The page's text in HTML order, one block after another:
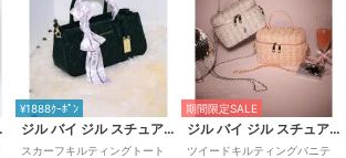
シング
¥1888ｸｰﾎﾟﾝ
ジル バイ ジル スチュアート
スカーフキルティングトート
期間限定SALE
ジル バイ ジル スチュアート
ツイードキルティングバニテ